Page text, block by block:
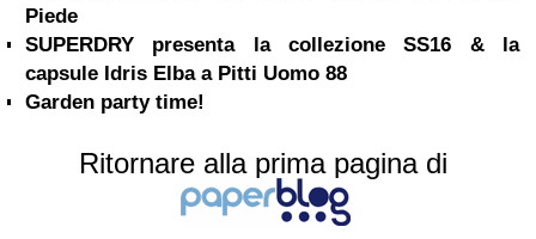
Piede
SUPERDRY presenta la collezione SS16 & la
Garden party time!
Ritornare alla prima pagina di